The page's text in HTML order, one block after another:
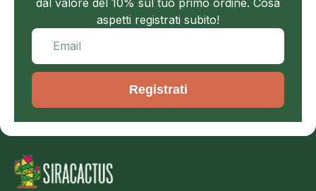
dal valore del 10% sul tuo primo ordine. Cosa
aspetti registrati subito!
Registrati